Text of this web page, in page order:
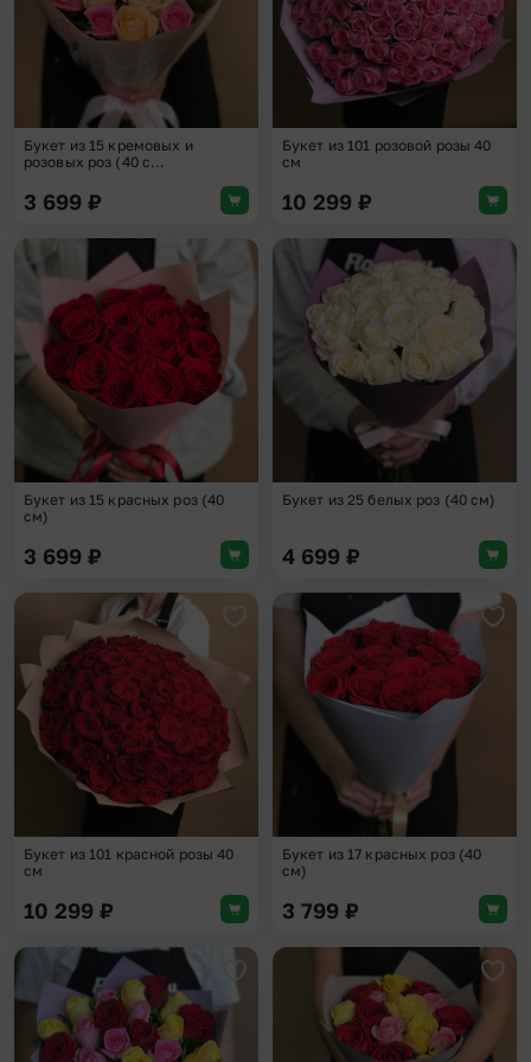
Букет из 15 кремовых и
розовых роз (40 с...
3 699 ₽
Букет из 101 розовой розы 40
см
10 299 ₽
Добавить в избранное
Букет из 15 красных роз (40
см)
3 699 ₽
Букет из 25 белых роз (40 см)
4 699 ₽
Добавить в избранное
Букет из 101 красной розы 40
см
10 299 ₽
Букет из 17 красных роз (40
см)
3 799 ₽
Добавить в избранное